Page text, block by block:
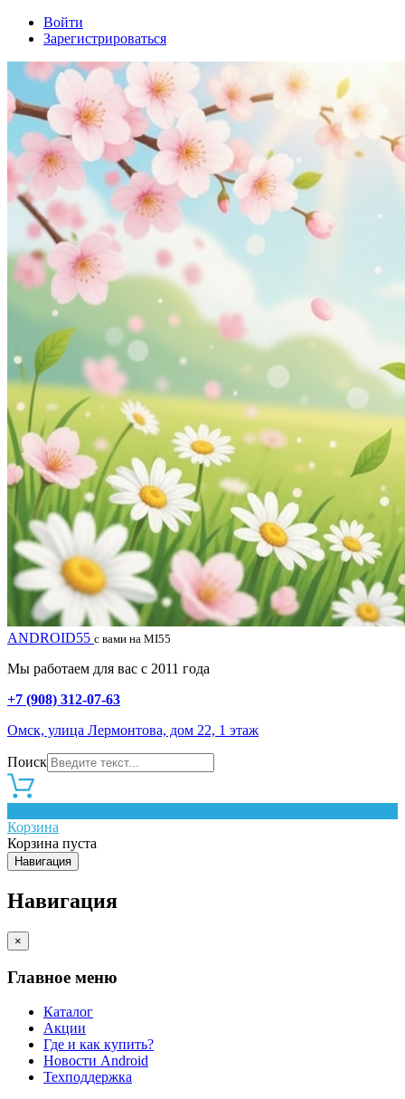
Войти
Зарегистрироваться
ANDROID55 с вами на MI55
Мы работаем для вас с 2011 года
+7 (908) 312-07-63
Омск, улица Лермонтова, дом 22, 1 этаж
Поиск
Корзина
Корзина пуста
Навигация
Навигация
×
Главное меню
Каталог
Акции
Где и как купить?
Новости Android
Техподдержка